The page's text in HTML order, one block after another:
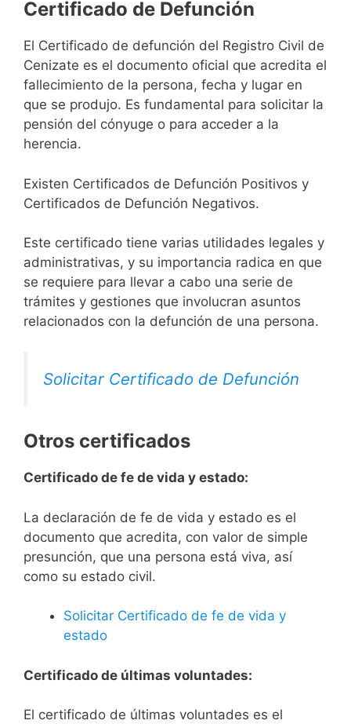
Certificado de Defunción
El Certificado de defunción del Registro Civil de
Cenizate es el documento oficial que acredita el
fallecimiento de la persona, fecha y lugar en
que se produjo. Es fundamental para solicitar la
pensión del cónyuge o para acceder a la
herencia.
Existen Certificados de Defunción Positivos y
Certificados de Defunción Negativos.
Este certificado tiene varias utilidades legales y
administrativas, y su importancia radica en que
se requiere para llevar a cabo una serie de
trámites y gestiones que involucran asuntos
relacionados con la defunción de una persona.
Solicitar Certificado de Defunción
Otros certificados
Certificado de fe de vida y estado:
La declaración de fe de vida y estado es el
documento que acredita, con valor de simple
presunción, que una persona está viva, así
como su estado civil.
Solicitar Certificado de fe de vida y
estado
Certificado de últimas voluntades:
El certificado de últimas voluntades es el